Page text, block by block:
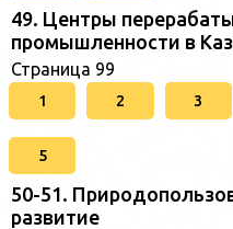
49. Центры
промышленности в
Страница 99
1 2 3
5
50-51.
развитие